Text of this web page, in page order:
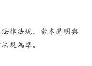
律法規，當本聲明與
規為準。